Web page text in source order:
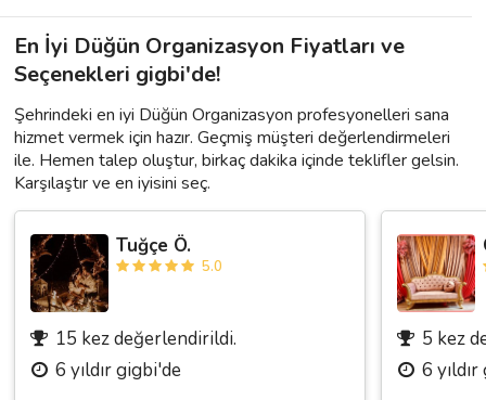
En İyi Düğün Organizasyon Fiyatları ve
Seçenekleri gigbi'de!
Şehrindeki en iyi Düğün Organizasyon profesyonelleri sana
hizmet vermek için hazır. Geçmiş müşteri değerlendirmeleri
ile. Hemen talep oluştur, birkaç dakika içinde teklifler gelsin.
Karşılaştır ve en iyisini seç.
Tuğçe Ö.
5.0
15 kez değerlendirildi.
6 yıldır gigbi'de
5 kez
6